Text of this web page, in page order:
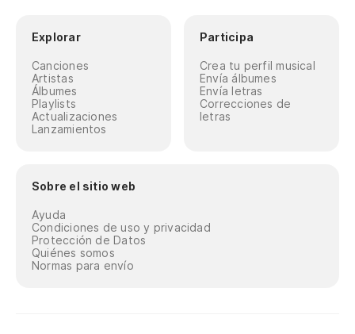
Explorar
Canciones
Artistas
Álbumes
Playlists
Actualizaciones
Lanzamientos
Participa
Crea tu perfil musical
Envía álbumes
Envía letras
Correcciones de
letras
Sobre el sitio web
Ayuda
Condiciones de uso y privacidad
Protección de Datos
Quiénes somos
Normas para envío